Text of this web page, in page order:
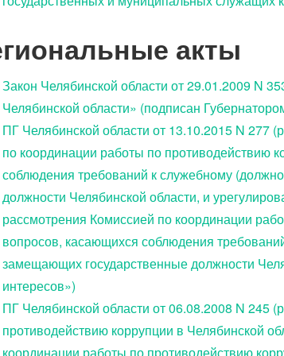
акты
Закон Челябинской области от 29.01.2009 N
Челябинской области» (подписан
ПГ Челябинской области от 13.10.2015 N 277
по координации работы по противодействию
соблюдения требований к служебному
должности Челябинской области, и
рассмотрения Комиссией по координации
вопросов, касающихся соблюдения
замещающих государственные должности
интересов»)
ПГ Челябинской области от 06.08.2008 N 245
противодействию коррупции в Челябинской